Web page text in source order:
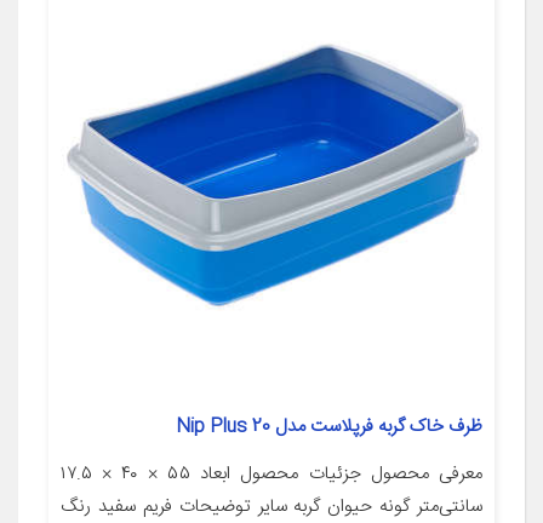
ظرف خاک گربه فرپلاست مدل Nip Plus 20
معرفی محصول جزئیات محصول ابعاد ۵۵ × ۴۰ × ۱۷.۵
سانتی‌متر گونه حیوان گربه سایر توضیحات فریم سفید رنگ